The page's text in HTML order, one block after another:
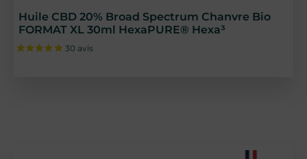
Huile CBD 20% Broad Spectrum Chanvre Bio
FORMAT XL 30ml HexaPURE® Hexa³